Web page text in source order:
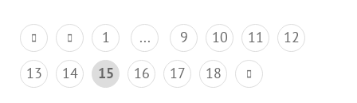
1 ... 9 10 11
12
13
14 15 16 17 18